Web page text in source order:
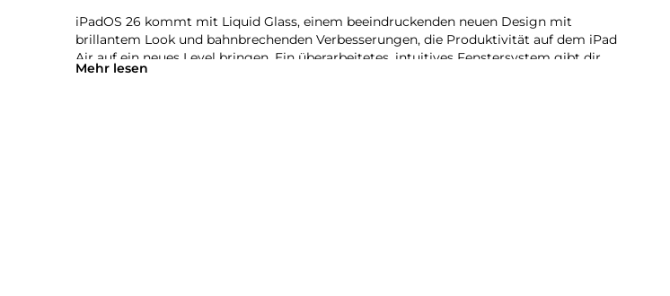
iPadOS 26 kommt mit Liquid Glass, einem beein­druckenden neuen Design mit
brillantem Look und bahn­brechenden Verbes­serungen, die Produktivität auf dem iPad
Air auf ein neues Level bringen. Ein über­arbeitetes, intui­tives Fenstersystem gibt dir
mehr Möglich­keiten und Flexibilität als je zuvor. Du kannst Pro Apps nutzen,
Mehr lesen